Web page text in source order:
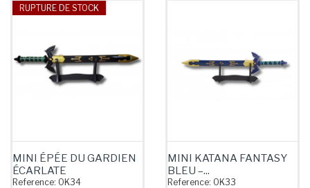
RUPTURE DE STOCK
MINI ÉPÉE DU GARDIEN
ÉCARLATE
Reference: OK34
MINI KATANA FANTASY
BLEU –...
Reference: OK33